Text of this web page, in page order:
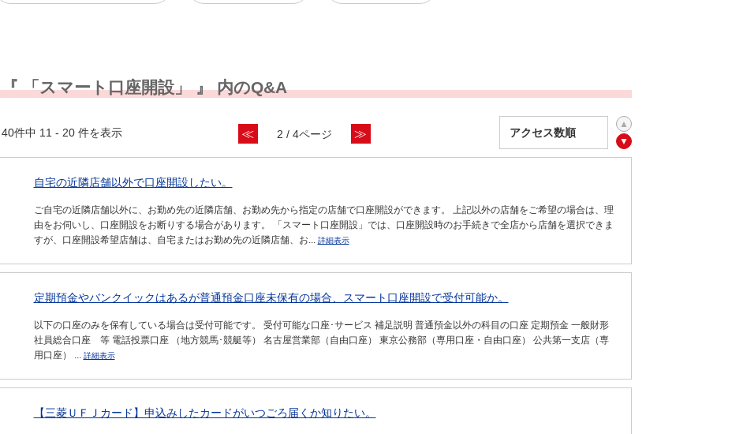
『 「スマート口座開設」 』 内のQ&A
40件中 11 - 20 件を表示 ≪ 2 / 4ページ ≫
自宅の近隣店舗以外で口座開設したい。
ご自宅の近隣店舗以外に、お勤め先の近隣店舗、お勤め先から指定の店舗で口座開設ができます。 上記以外の店舗をご希望の場合は、理
由をお伺いし、口座開設をお断りする場合があります。 「スマート口座開設」では、口座開設時のお手続きで全店から店舗を選択できま
すが、口座開設希望店舗は、自宅またはお勤め先の近隣店舗、お... 詳細表示
定期預金やバンクイックはあるが普通預金口座未保有の場合、スマート口座開設で受付可能か。
以下の口座のみを保有している場合は受付可能です。 受付可能な口座･サービス 補足説明 普通預金以外の科目の口座 定期預金 一般財形
社員総合口座 等 電話投票口座 （地方競馬･競艇等） 名古屋営業部（自由口座） 東京公務部（専用口座・自由口座） 公共第一支店（専
用口座） ... 詳細表示
【三菱ＵＦＪカード】申込みしたカードがいつごろ届くか知りたい。